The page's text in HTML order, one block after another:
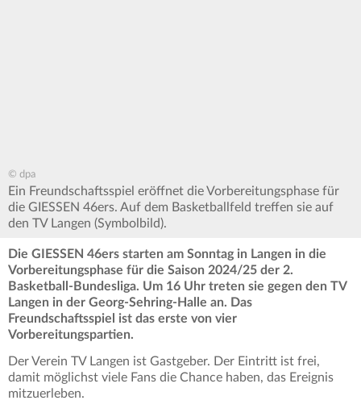
© dpa
Ein Freundschaftsspiel eröffnet die Vorbereitungsphase für
die GIESSEN 46ers. Auf dem Basketballfeld treffen sie auf
den TV Langen (Symbolbild).
Die GIESSEN 46ers starten am Sonntag in Langen in die
Vorbereitungsphase für die Saison 2024/25 der 2.
Basketball-Bundesliga. Um 16 Uhr treten sie gegen den TV
Langen in der Georg-Sehring-Halle an. Das
Freundschaftsspiel ist das erste von vier
Vorbereitungspartien.
Der Verein TV Langen ist Gastgeber. Der Eintritt ist frei,
damit möglichst viele Fans die Chance haben, das Ereignis
mitzuerleben.